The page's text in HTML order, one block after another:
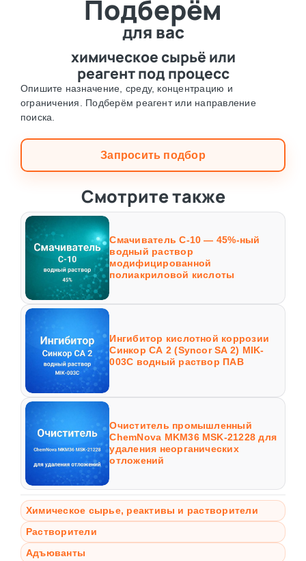
Подберём
для вас
химическое сырьё или
реагент под процесс
Опишите назначение, среду, концентрацию и
ограничения. Подберём реагент или направление
поиска.
Запросить подбор
Смотрите также
Смачиватель С-10 — 45%-ный
водный раствор
модифицированной
полиакриловой кислоты
Ингибитор кислотной коррозии
Синкор СА 2 (Syncor SA 2) MIK-
003C водный раствор ПАВ
Очиститель промышленный
ChemNova MKM36 MSK-21228 для
удаления неорганических
отложений
Химическое сырье, реактивы и растворители
Растворители
Адъюванты